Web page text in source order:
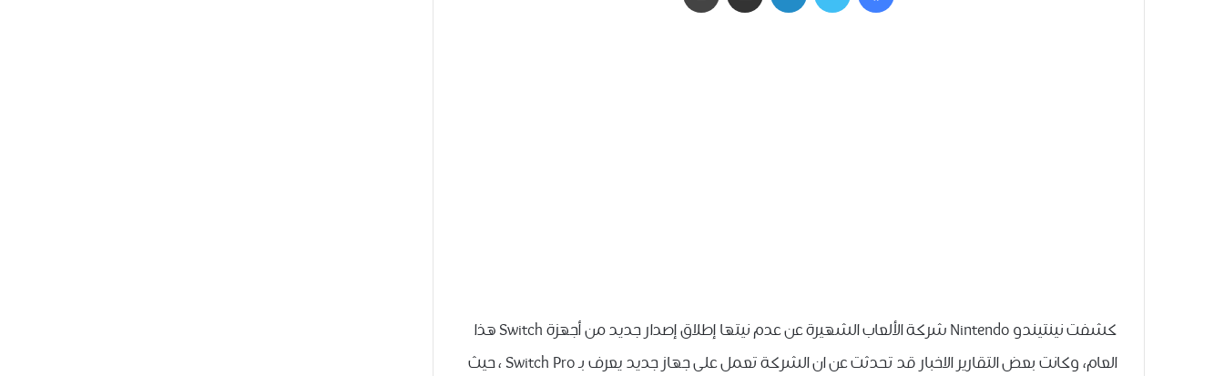
كشفت نينتيندو Nintendo شركة الألعاب الشهيرة عن عدم نيتها ﺇﻃﻼﻕ ﺇﺻﺪﺍﺭ ﺟﺪﻳﺪ ﻣﻦ ﺃﺟﻬﺰﺓ Switch ﻫﺬﺍ
ﺍﻟﻌﺎﻡ، وكانت بعض التقارير الاخبار قد تحدثت عن ان الشركة ﺗﻌﻤﻞ ﻋﻠﻰ ﺟﻬﺎﺯ ﺟﺪﻳﺪ ﻳﻌﺮﻑ ﺑـ Switch Pro ، ﺣﻴﺚ